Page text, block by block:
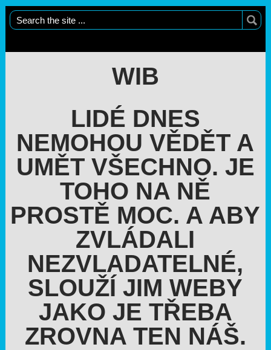
WIB
LIDÉ DNES
NEMOHOU VĚDĚT A
UMĚT VŠECHNO. JE
TOHO NA NĚ
PROSTĚ MOC. A ABY
ZVLÁDALI
NEZVLADATELNÉ,
SLOUŽÍ JIM WEBY
JAKO JE TŘEBA
ZROVNA TEN NÁŠ.